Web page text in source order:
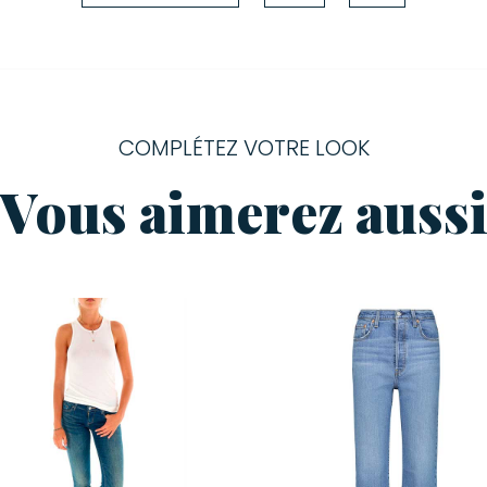
COMPLÉTEZ VOTRE LOOK
Vous aimerez aussi